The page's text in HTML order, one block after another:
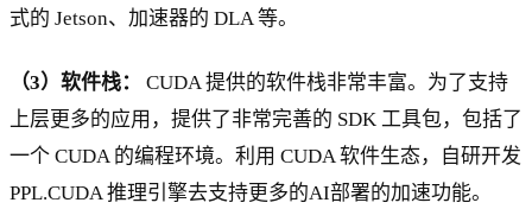
式的 Jetson、加速器的 DLA 等。
（3）软件栈：
CUDA 提供的软件栈非常丰富。为了支持
上层更多的应用，提供了非常完善的 SDK 工具包，包括了
一个 CUDA 的编程环境。利用 CUDA 软件生态，自研开发
PPL.CUDA 推理引擎去支持更多的AI部署的加速功能。